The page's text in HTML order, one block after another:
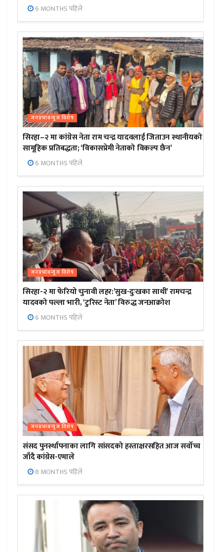
6 MONTHS पहिले
जनप्रभाबन्युज विशेष
सिरहा–२ मा कांग्रेस नेता राम चन्द्र यादवलाई जिताउन स्थानीयको
सामूहिक प्रतिबद्धता; ‘विकासप्रेमी नेताको विकल्प छैन’
6 MONTHS पहिले
जनप्रभाबन्युज विशेष
सिरहा-२ मा फेरियो चुनावी लहर:’सुख-दुःखका साथी’ रामचन्द्र
यादवको पल्ला भारी, ‘टुरिस्ट नेता’ विरुद्ध जनआक्रोश
6 MONTHS पहिले
जनप्रभाबन्युज विशेष
संसद पुनर्स्थापनाका लागि सांसदको हस्ताक्षरसहित आज सर्वोच्च
जाँदै कांग्रेस-एमाले
8 MONTHS पहिले